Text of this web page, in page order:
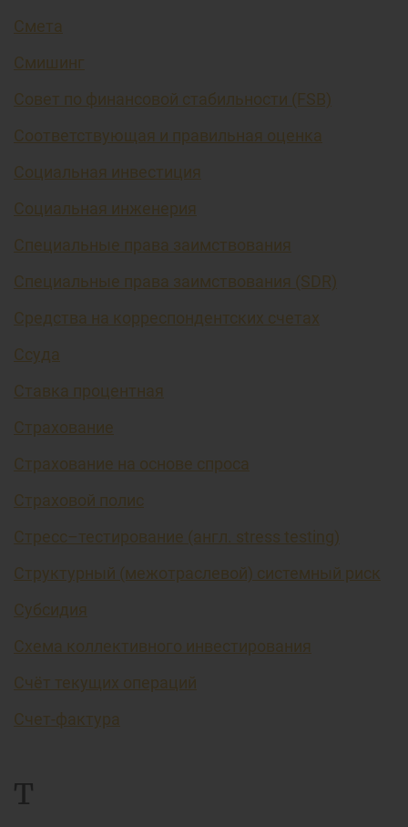
Смета
Смишинг
Совет по финансовой стабильности (FSB)
Соответствующая и правильная оценка
Социальная инвестиция
Социальная инженерия
Специальные права заимствования
Специальные права заимствования (SDR)
Средства на корреспондентских счетах
Ссуда
Ставка процентная
Страхование
Страхование на основе спроса
Страховой полис
Стресс–тестирование (англ. stress testing)
Структурный (межотраслевой) системный риск
Субсидия
Схема коллективного инвестирования
Счёт текущих операций
Счет-фактура
Т